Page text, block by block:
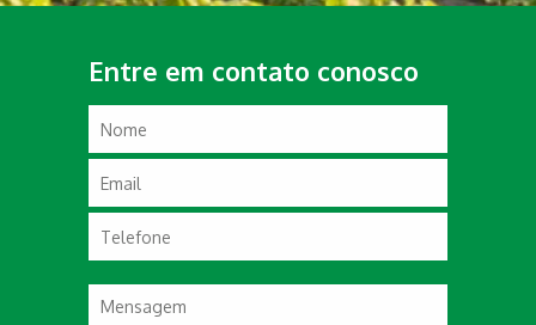
Entre em contato conosco